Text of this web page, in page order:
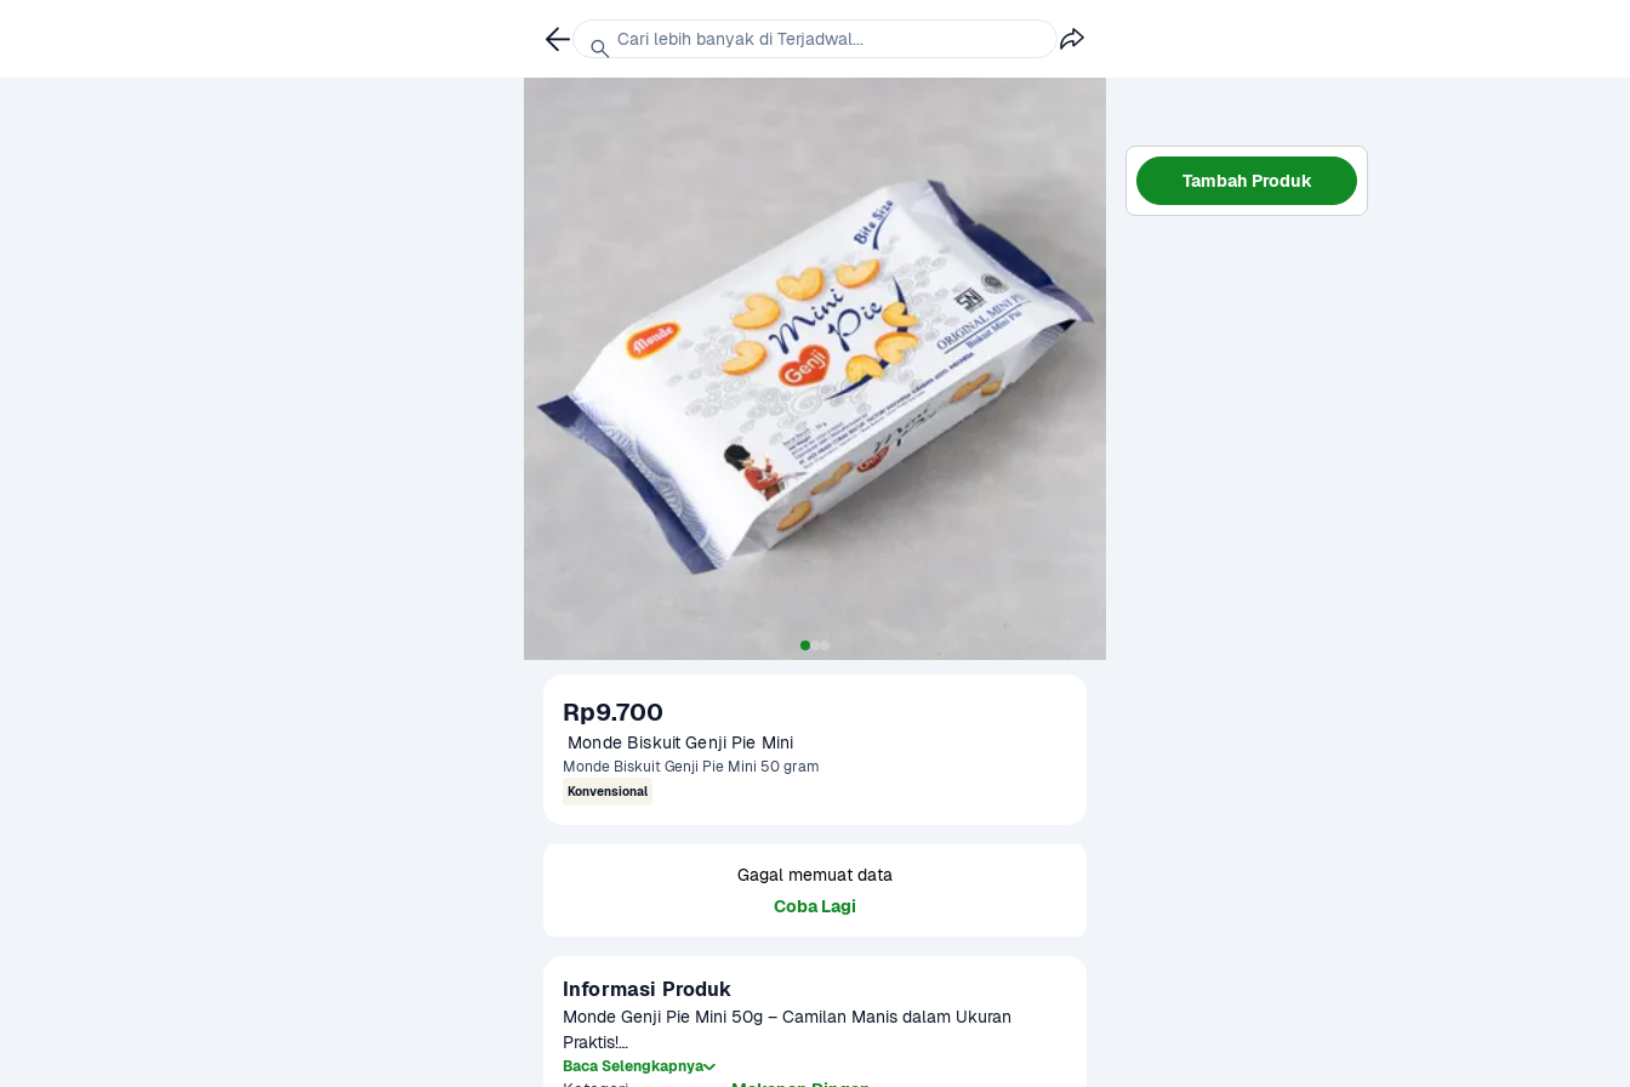
Rp9.700
Monde Biskuit Genji Pie Mini
Monde Biskuit Genji Pie Mini 50 gram
Konvensional
Gagal memuat data
Coba Lagi
Informasi Produk
Monde Genji Pie Mini 50g – Camilan Manis dalam Ukuran
Praktis!
Baca Selengkapnya
Tambah Produk
Cari lebih banyak di Terjadwal...